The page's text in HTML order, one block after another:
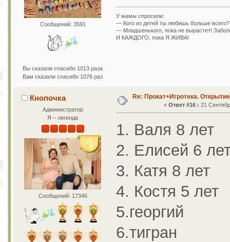
Сообщений: 3591
Вы сказали спасибо 1013 раза
Вам сказали спасибо 1076 раз
У мамы спросили:
— Кого из детей ты любишь больше всего?
— Младшенького, пока не вырастет!
И КАЖДОГО, пока Я ЖИВА!
Кнопочка
Администратор
Я – легенда
Сообщений: 17346
Re: Прокат+Игротека.
«Ответ #16 : 21
1. Валя 8 лет
2. Елисей 6
3. Катя 8 лет
4. Костя 5 лет
5.георгий
6.тигран